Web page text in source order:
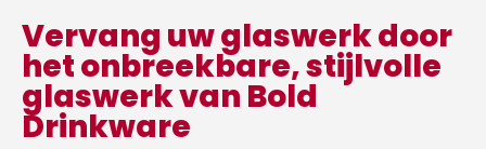
Vervang uw glaswerk door
het onbreekbare, stijlvolle
glaswerk van Bold
Drinkware